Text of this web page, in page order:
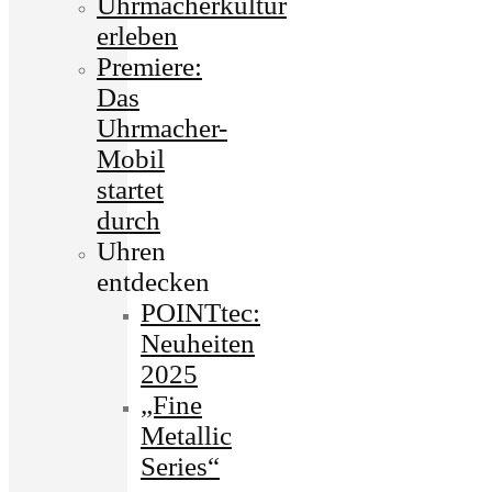
erleben
Premiere:
Das
Uhrmacher-
Mobil
startet
durch
Uhren
entdecken
POINTtec:
Neuheiten
2025
„Fine
Metallic
Series“